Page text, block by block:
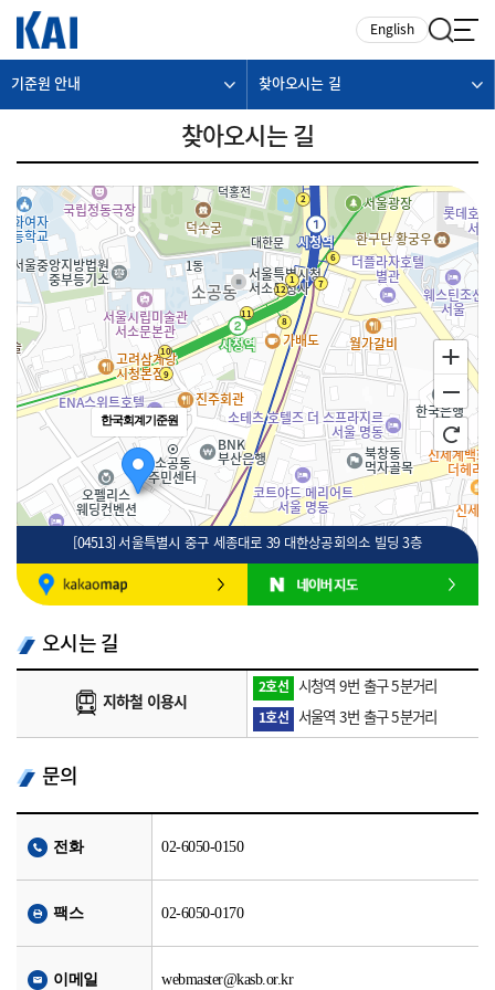
English
기준원 안내 찾아오시는 길
찾아오시는 길
한국회계기준원
100m
[04513] 서울특별시 중구 세종대로 39 대한상공회의소 빌딩 3층
오시는 길
지하철 이용시
2호선 시청역 9번 출구 5분거리
1호선 서울역 3번 출구 5분거리
문의
전화 02-6050-0150
팩스 02-6050-0170
이메일 webmaster@kasb.or.kr